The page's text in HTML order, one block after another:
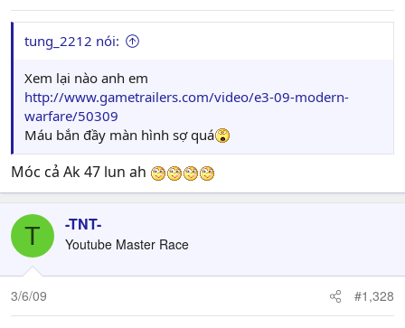
tung_2212 nói:
Xem lại nào anh em
http://www.gametrailers.com/video/e3-09-modern-
warfare/50309
Máu bắn đầy màn hình sợ quá
Móc cả Ak 47 lun ah
T -TNT-
Youtube Master Race
3/6/09 #1,328